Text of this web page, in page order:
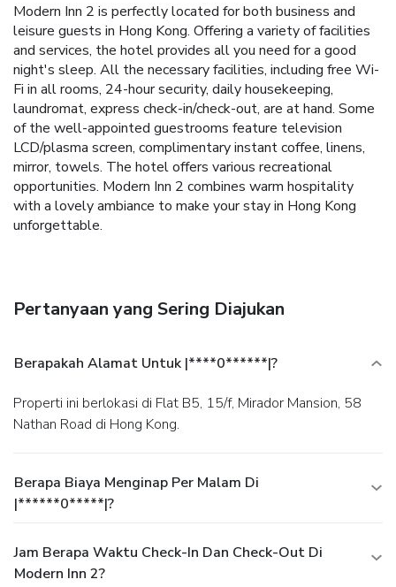
Modern Inn 2 is perfectly located for both business and
leisure guests in Hong Kong. Offering a variety of facilities
and services, the hotel provides all you need for a good
night's sleep. All the necessary facilities, including free Wi-
Fi in all rooms, 24-hour security, daily housekeeping,
laundromat, express check-in/check-out, are at hand. Some
of the well-appointed guestrooms feature television
LCD/plasma screen, complimentary instant coffee, linens,
mirror, towels. The hotel offers various recreational
opportunities. Modern Inn 2 combines warm hospitality
with a lovely ambiance to make your stay in Hong Kong
unforgettable.
Pertanyaan yang Sering Diajukan
Berapakah Alamat Untuk |****0******|?
Properti ini berlokasi di Flat B5, 15/f, Mirador Mansion, 58
Nathan Road di Hong Kong.
Berapa Biaya Menginap Per Malam Di
|******0*****|?
Jam Berapa Waktu Check-In Dan Check-Out Di
Modern Inn 2?